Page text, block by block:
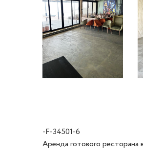
-F-34501-6
Аренда готового ресторана